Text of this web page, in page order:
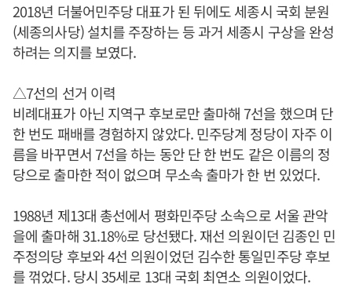
2018년 더불어민주당 대표가 된 뒤에도 세종시 국회 분원
(세종의사당) 설치를 주장하는 등 과거 세종시 구상을 완성
하려는 의지를 보였다.
△7선의 선거 이력
비례대표가 아닌 지역구 후보로만 출마해 7선을 했으며 단
한 번도 패배를 경험하지 않았다. 민주당계 정당이 자주 이
름을 바꾸면서 7선을 하는 동안 단 한 번도 같은 이름의 정
당으로 출마한 적이 없으며 무소속 출마가 한 번 있었다.
1988년 제13대 총선에서 평화민주당 소속으로 서울 관악
을에 출마해 31.18%로 당선됐다. 재선 의원이던 김종인 민
주정의당 후보와 4선 의원이었던 김수한 통일민주당 후보
를 꺾었다. 당시 35세로 13대 국회 최연소 의원이었다.